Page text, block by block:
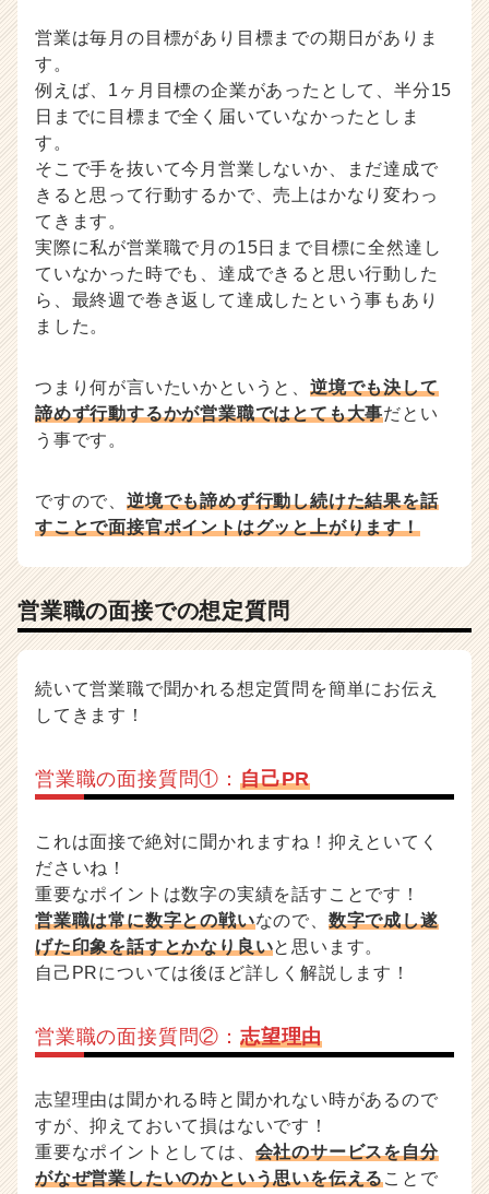
営業は毎月の目標があり目標までの期日がありま
す。
例えば、1ヶ月目標の企業があったとして、半分15
日までに目標まで全く届いていなかったとしま
す。
そこで手を抜いて今月営業しないか、まだ達成で
きると思って行動するかで、売上はかなり変わっ
てきます。
実際に私が営業職で月の15日まで目標に全然達し
ていなかった時でも、達成できると思い行動した
ら、最終週で巻き返して達成したという事もあり
ました。
つまり何が言いたいかというと、 逆境でも決して
諦めず行動するかが営業職ではとても大事だとい
う事です。
ですので、 逆境でも諦めず行動し続けた結果を話
すことで面接官ポイントはグッと上がります！
営業職の面接での想定質問
続いて営業職で聞かれる想定質問を簡単にお伝え
してきます！
営業職の面接質問①： 自己PR
これは面接で絶対に聞かれますね！抑えといてく
ださいね！
重要なポイントは数字の実績を話すことです！
営業職は常に数字との戦いなので、 数字で成し遂
げた印象を話すとかなり良いと思います。
自己PRについては後ほど詳しく解説します！
営業職の面接質問②： 志望理由
志望理由は聞かれる時と聞かれない時があるので
すが、抑えておいて損はないです！
重要なポイントとしては、 会社のサービスを自分
がなぜ営業したいのかという思いを伝えることで